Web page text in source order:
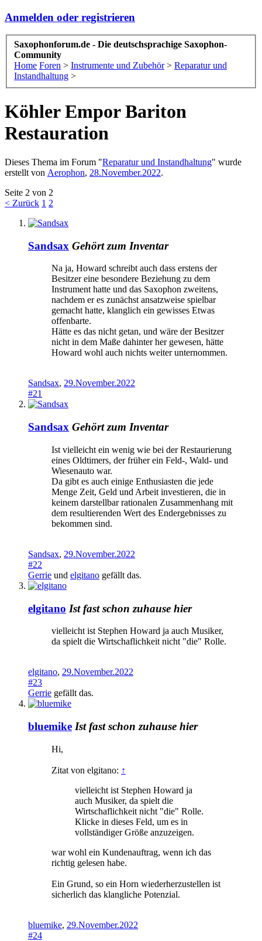
Anmelden oder registrieren
Saxophonforum.de - Die deutschsprachige Saxophon-
Community
Home Foren > Instrumente und Zubehör > Reparatur und
Instandhaltung >
Köhler Empor Bariton
Restauration
Dieses Thema im Forum "Reparatur und Instandhaltung" wurde
erstellt von Aerophon, 28.November.2022.
Seite 2 von 2
< Zurück 1 2
Sandsax Gehört zum Inventar
Na ja, Howard schreibt auch dass erstens der
Besitzer eine besondere Beziehung zu dem
Instrument hatte und das Saxophon zweitens,
nachdem er es zunächst ansatzweise spielbar
gemacht hatte, klanglich ein gewisses Etwas
offenbarte.
Hätte es das nicht getan, und wäre der Besitzer
nicht in dem Maße dahinter her gewesen, hätte
Howard wohl auch nichts weiter unternommen.
Sandsax, 29.November.2022
#21
Sandsax Gehört zum Inventar
Ist vielleicht ein wenig wie bei der Restaurierung
eines Oldtimers, der früher ein Feld-, Wald- und
Wiesenauto war.
Da gibt es auch einige Enthusiasten die jede
Menge Zeit, Geld und Arbeit investieren, die in
keinem darstellbar rationalen Zusammenhang mit
dem resultierenden Wert des Endergebnisses zu
bekommen sind.
Sandsax, 29.November.2022
#22
Gerrie und elgitano gefällt das.
elgitano Ist fast schon zuhause hier
vielleicht ist Stephen Howard ja auch Musiker,
da spielt die Wirtschaflichkeit nicht "die" Rolle.
elgitano, 29.November.2022
#23
Gerrie gefällt das.
bluemike Ist fast schon zuhause hier
Hi,
Zitat von elgitano: ↑
vielleicht ist Stephen Howard ja
auch Musiker, da spielt die
Wirtschaflichkeit nicht "die" Rolle.
Klicke in dieses Feld, um es in
vollständiger Größe anzuzeigen.
war wohl ein Kundenauftrag, wenn ich das
richtig gelesen habe.
Ein Grund, so ein Horn wiederherzustellen ist
sicherlich das klangliche Potenzial.
bluemike, 29.November.2022
#24